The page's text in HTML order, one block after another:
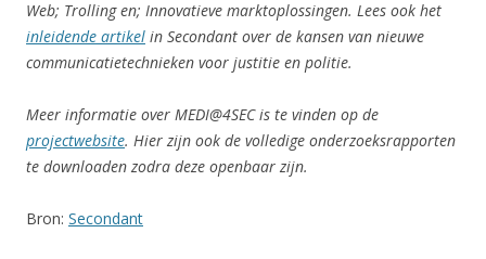
Web; Trolling en; Innovatieve marktoplossingen. Lees ook het
inleidende artikel in Secondant over de kansen van nieuwe
communicatietechnieken voor justitie en politie.
Meer informatie over MEDI@4SEC is te vinden op de
projectwebsite. Hier zijn ook de volledige onderzoeksrapporten
te downloaden zodra deze openbaar zijn.
Bron: Secondant